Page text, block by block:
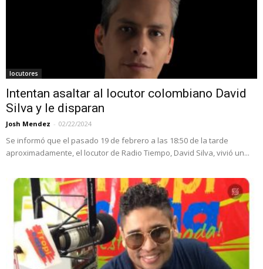
locutores
Intentan asaltar al locutor colombiano David
Silva y le disparan
Josh Mendez - 02/22/2024
Se informó que el pasado 19 de febrero a las 18:50 de la tarde
aproximadamente, el locutor de Radio Tiempo, David Silva, vivió un...